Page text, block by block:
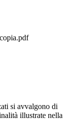
si avvalgono di
illustrate nella